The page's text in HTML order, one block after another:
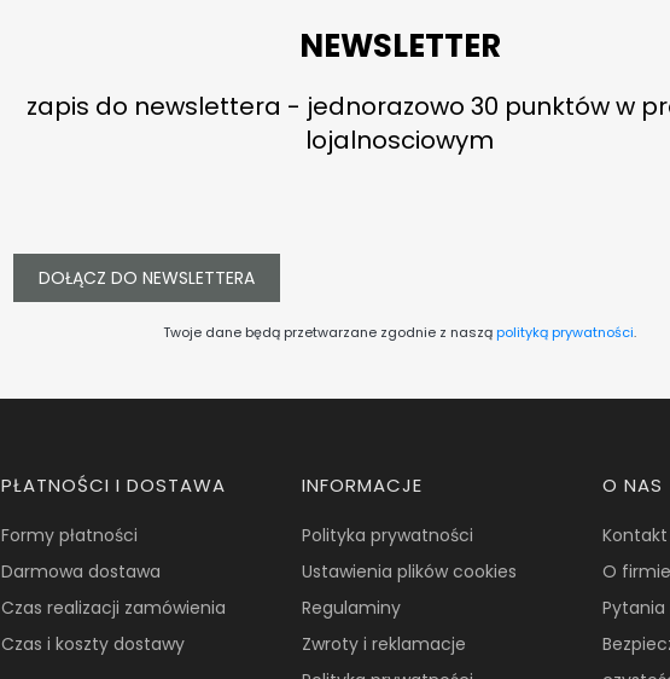
NEWSLETTER
zapis do newslettera - jednorazowo 30 punktów w
lojalnosciowym
DOŁĄCZ DO NEWSLETTERA
Twoje dane będą przetwarzane zgodnie z nasząpolityką prywatności.
PŁATNOŚCI I DOSTAWA
Formy płatności
Darmowa dostawa
Czas realizacji zamówienia
Czas i koszty dostawy
INFORMACJE
Polityka prywatności
Ustawienia plików cookies
Regulaminy
Zwroty i reklamacje
O NAS
O firmie
Pytania